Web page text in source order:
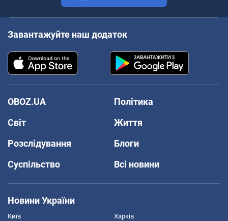
Завантажуйте наш додаток
OBOZ.UA
Політика
Світ
Життя
Розслідування
Блоги
Суспільство
Всі новини
Новини України
Київ Харків